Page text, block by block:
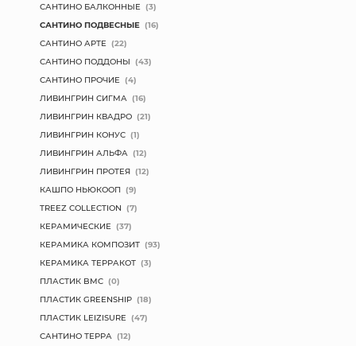
САНТИНО БАЛКОННЫЕ (3)
САНТИНО ПОДВЕСНЫЕ (16)
САНТИНО АРТЕ (22)
САНТИНО ПОДДОНЫ (43)
САНТИНО ПРОЧИЕ (4)
ЛИВИНГРИН СИГМА (16)
ЛИВИНГРИН КВАДРО (21)
ЛИВИНГРИН КОНУС (1)
ЛИВИНГРИН АЛЬФА (12)
ЛИВИНГРИН ПРОТЕЯ (12)
КАШПО НЬЮКООП (9)
TREEZ COLLECTION (7)
КЕРАМИЧЕСКИЕ (37)
КЕРАМИКА КОМПОЗИТ (93)
КЕРАМИКА ТЕРРАКОТ (3)
ПЛАСТИК BMC (0)
ПЛАСТИК GREENSHIP (18)
ПЛАСТИК LEIZISURE (47)
САНТИНО ТЕРРА (12)